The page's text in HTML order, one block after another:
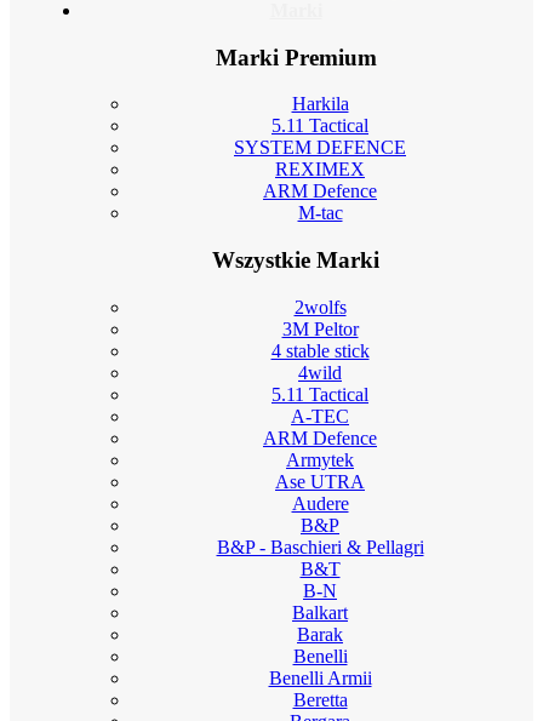
Marki Premium
Harkila
5.11 Tactical
SYSTEM DEFENCE
REXIMEX
ARM Defence
M-tac
Wszystkie Marki
2wolfs
3M Peltor
4 stable stick
4wild
5.11 Tactical
A-TEC
ARM Defence
Armytek
Ase UTRA
Audere
B&P
B&P - Baschieri & Pellagri
B&T
B-N
Balkart
Barak
Benelli
Benelli Armii
Beretta